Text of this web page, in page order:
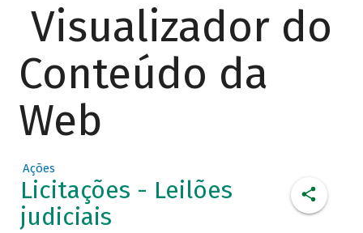
Visualizador do
Conteúdo da
Web
Ações
Licitações - Leilões
judiciais